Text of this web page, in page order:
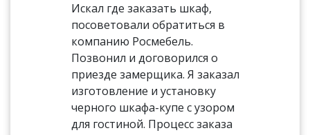
Искал где заказать шкаф,
посоветовали обратиться в
компанию Росмебель.
Позвонил и договорился о
приезде замерщика. Я заказал
изготовление и установку
черного шкафа-купе с узором
для гостиной. Процесс заказа